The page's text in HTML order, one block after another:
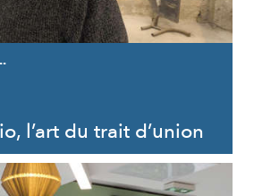
l’art du trait d’union